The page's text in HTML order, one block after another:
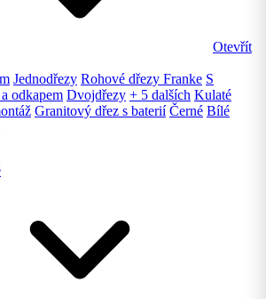
Otevřít
Jednodřezy Rohové dřezy Franke S
odkapem Dvojdřezy + 5 dalších Kulaté
Granitový dřez s baterií Černé Bílé